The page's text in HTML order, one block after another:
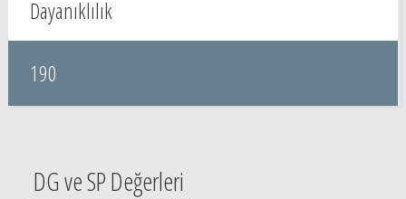
Dayanıklılık
190
DG ve SP Değerleri